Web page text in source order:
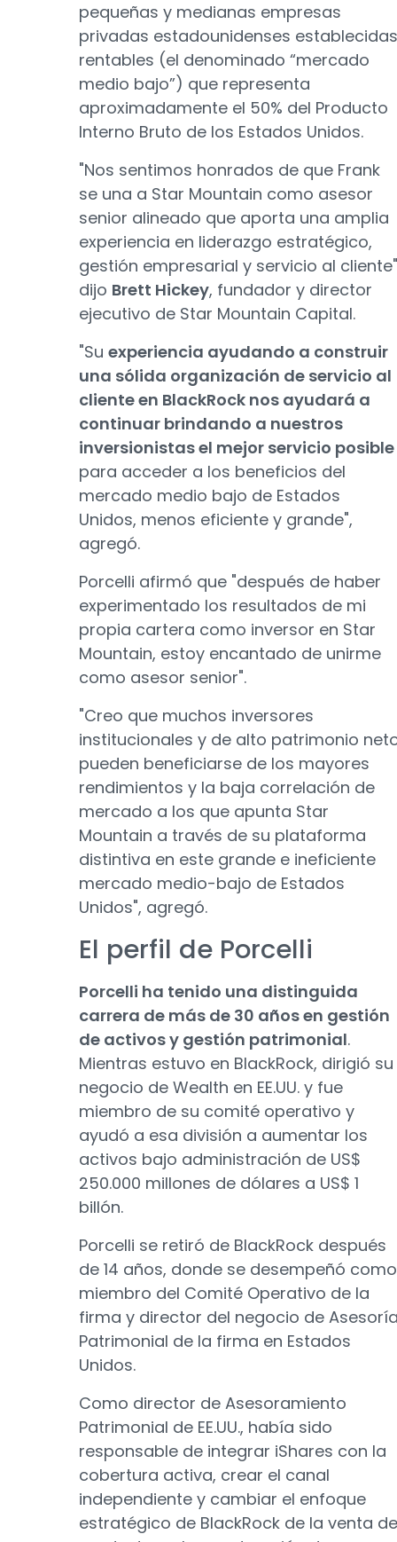
pequeñas y medianas empresas
privadas estadounidenses
rentables (el denominado “mercado
medio bajo”) que representa
aproximadamente el 50% del Producto
Interno Bruto de los Estados Unidos.
"Nos sentimos honrados de que Frank
se una a Star Mountain como asesor
senior alineado que aporta una amplia
experiencia en liderazgo estratégico,
gestión empresarial y servicio al
dijo Brett Hickey, fundador y director
ejecutivo de Star Mountain Capital.
"Su experiencia ayudando a construir
una sólida organización de servicio al
cliente en BlackRock nos ayudará a
continuar brindando a nuestros
inversionistas el mejor servicio posible
para acceder a los beneficios del
mercado medio bajo de Estados
Unidos, menos eficiente y grande",
agregó.
Porcelli afirmó que "después de haber
experimentado los resultados de mi
propia cartera como inversor en Star
Mountain, estoy encantado de unirme
como asesor senior".
"Creo que muchos inversores
institucionales y de alto patrimonio
pueden beneficiarse de los mayores
rendimientos y la baja correlación de
mercado a los que apunta Star
Mountain a través de su plataforma
distintiva en este grande e ineficiente
mercado medio-bajo de Estados
Unidos", agregó.
El perfil de Porcelli
Porcelli ha tenido una distinguida
carrera de más de 30 años en gestión
de activos y gestión patrimonial.
Mientras estuvo en BlackRock, dirigió su
negocio de Wealth en EE.UU. y fue
miembro de su comité operativo y
ayudó a esa división a aumentar los
activos bajo administración de US$
250.000 millones de dólares a US$ 1
billón.
Porcelli se retiró de BlackRock después
de 14 años, donde se desempeñó como
miembro del Comité Operativo de la
firma y director del negocio de
Patrimonial de la firma en Estados
Unidos.
Como director de Asesoramiento
Patrimonial de EE.UU., había sido
responsable de integrar iShares con la
cobertura activa, crear el canal
independiente y cambiar el enfoque
estratégico de BlackRock de la venta de